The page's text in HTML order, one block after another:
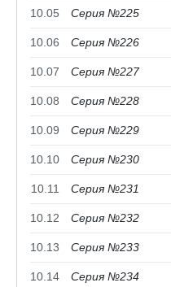
10.05 Серия №225
10.06 Серия №226
10.07 Серия №227
10.08 Серия №228
10.09 Серия №229
10.10 Серия №230
10.11 Серия №231
10.12 Серия №232
10.13 Серия №233
10.14 Серия №234